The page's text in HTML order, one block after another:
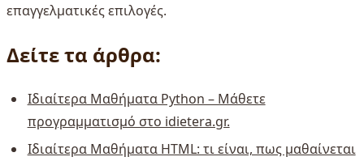
επαγγελματικές επιλογές.
Δείτε τα άρθρα:
Ιδιαίτερα Μαθήματα Python – Μάθετε
προγραμματισμό στο idietera.gr.
Ιδιαίτερα Μαθήματα HTML: τι είναι, πως μαθαίνεται